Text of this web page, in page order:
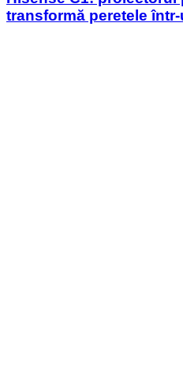
transformă peretele